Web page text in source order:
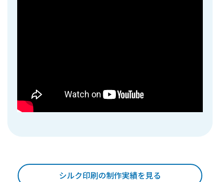
シルク印刷の制作実績を見る